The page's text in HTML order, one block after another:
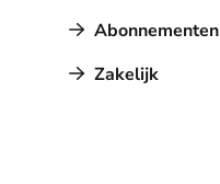
Zakelijk